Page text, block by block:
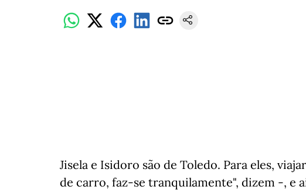
Jisela e Isidoro são de Toledo. Para eles,
de carro, faz-se tranquilamente", dizem -, e